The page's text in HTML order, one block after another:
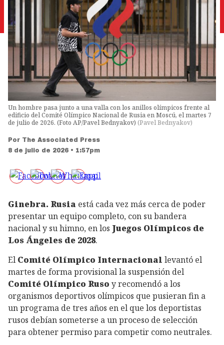
Un hombre pasa junto a una valla con los anillos olímpicos frente al
edificio del Comité Olímpico Nacional de Rusia en Moscú, el martes 7
de julio de 2026. (Foto AP/Pavel Bednyakov) (Pavel Bednyakov)
Por The Associated Press
8 de julio de 2026 • 1:57pm
Ginebra. Rusia está cada vez más cerca de poder
presentar un equipo completo, con su bandera
nacional y su himno, en los Juegos Olímpicos de
Los Ángeles de 2028.
El Comité Olímpico Internacional levantó el
martes de forma provisional la suspensión del
Comité Olímpico Ruso y recomendó a los
organismos deportivos olímpicos que pusieran fin a
un programa de tres años en el que los deportistas
rusos debían someterse a un proceso de selección
para obtener permiso para competir como neutrales.